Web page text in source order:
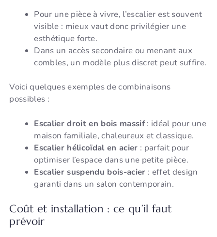
Pour une pièce à vivre, l’escalier est souvent
visible : mieux vaut donc privilégier une
esthétique forte.
Dans un accès secondaire ou menant aux
combles, un modèle plus discret peut suffire.
Voici quelques exemples de combinaisons
possibles :
Escalier droit en bois massif: idéal pour une
maison familiale, chaleureux et classique.
Escalier hélicoïdal en acier : parfait pour
optimiser l’espace dans une petite pièce.
Escalier suspendu bois-acier : effet design
garanti dans un salon contemporain.
Coût et installation : ce qu’il faut
prévoir